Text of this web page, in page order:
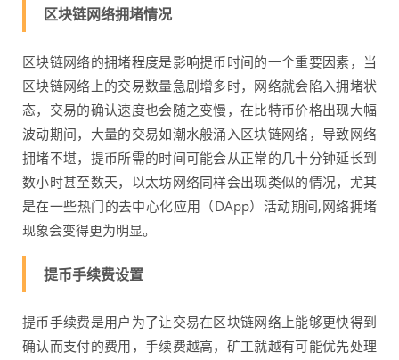
区块链网络拥堵情况
区块链网络的拥堵程度是影响提币时间的一个重要因素，当
区块链网络上的交易数量急剧增多时，网络就会陷入拥堵状
态，交易的确认速度也会随之变慢，在比特币价格出现大幅
波动期间，大量的交易如潮水般涌入区块链网络，导致网络
拥堵不堪，提币所需的时间可能会从正常的几十分钟延长到
数小时甚至数天，以太坊网络同样会出现类似的情况，尤其
是在一些热门的去中心化应用（DApp）活动期间,网络拥堵
现象会变得更为明显。
提币手续费设置
提币手续费是用户为了让交易在区块链网络上能够更快得到
确认而支付的费用，手续费越高，矿工就越有可能优先处理